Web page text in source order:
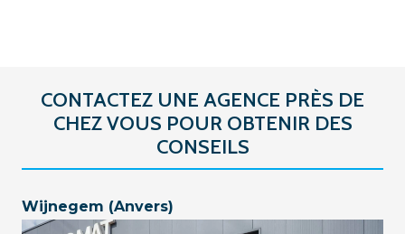
CONTACTEZ UNE AGENCE PRÈS DE
CHEZ VOUS POUR OBTENIR DES
CONSEILS
Wijnegem (Anvers)